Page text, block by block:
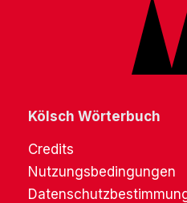
Kölsch Wörterbuch
Credits
Nutzungsbedingungen